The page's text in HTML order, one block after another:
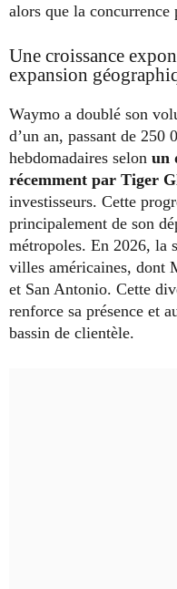
alors que la concurrence
Une croissance
expansion
Waymo a doublé son
d’un an, passant de 250
hebdomadaires selon un
récemment par Tiger
investisseurs. Cette
principalement de son
métropoles. En 2026, la
villes américaines, dont
et San Antonio. Cette
renforce sa présence et
bassin de clientèle.